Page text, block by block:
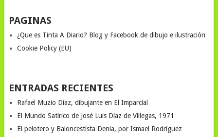
PAGINAS
¿Que es Tinta A Diario? Blog y Facebook de dibujo e ilustración
Cookie Policy (EU)
ENTRADAS RECIENTES
Rafael Muzio Díaz, dibujante en El Imparcial
El Mundo Satírico de José Luis Díaz de Villegas, 1971
El pelotero y Baloncestista Denia, por Ismael Rodríguez